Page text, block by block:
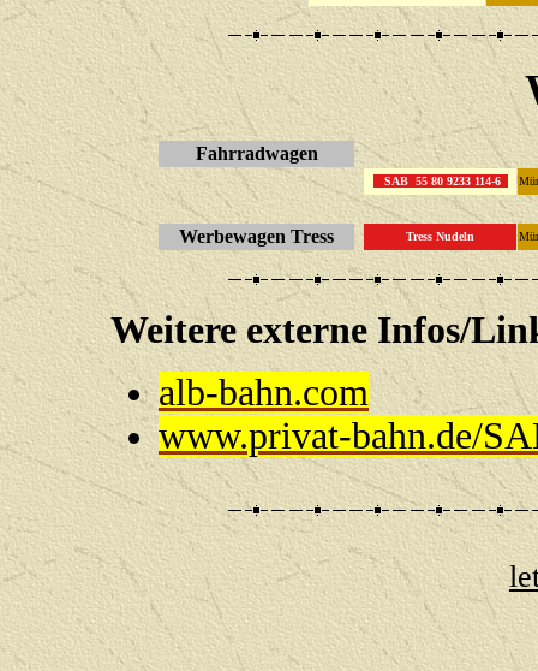
Fahrradwagen
SAB 55 80 9233 114-6
Werbewagen Tress Tress Nudeln
Weitere externe
alb-bahn.com
www.privat-bahn.de/